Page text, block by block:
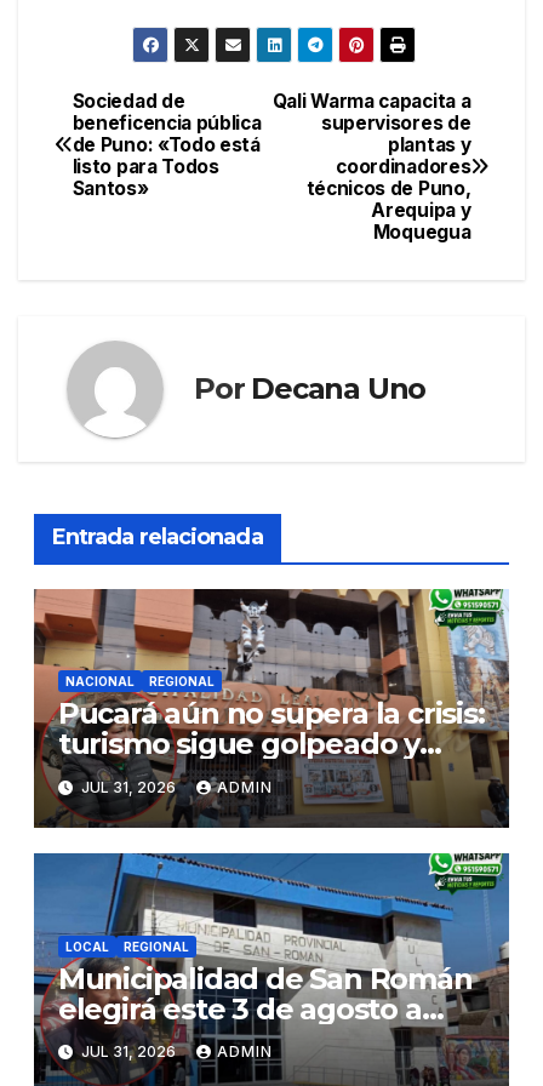
Navegación
de
Qali Warma capacita a
supervisores de
plantas y
coordinadores
técnicos de Puno,
Arequipa y
Moquegua
Sociedad de
beneficencia pública
de Puno: «Todo está
listo para Todos
Santos»
Por Decana Uno
Entrada relacionada
NACIONAL REGIONAL
Pucará aún no supera la crisis:
turismo sigue golpeado y
alcaldesa exige al nuevo
Gobierno fondos para obras
paralizadas
JUL 31, 2026 ADMIN
LOCAL REGIONAL
Municipalidad de San Román
elegirá este 3 de agosto a
representantes del Comité
de Seguridad y Salud en el
JUL 31, 2026 ADMIN